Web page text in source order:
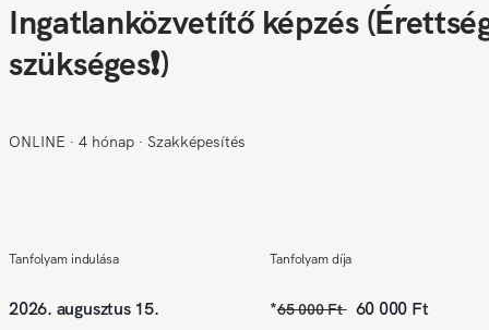
Ingatlanközvetítő képzés
szükséges❗)
ONLINE ∙ 4 hónap ∙ Szakképesítés
Tanfolyam indulása
2026. augusztus 15.
Tanfolyam díja
*65 000 Ft 60 000 Ft